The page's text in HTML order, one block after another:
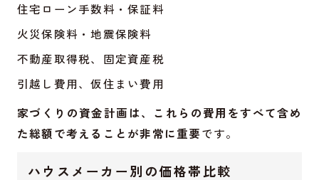
住宅ローン手数料・保証料
火災保険料・地震保険料
不動産取得税、固定資産税
引越し費用、仮住まい費用
家づくりの資金計画は、これらの費用をすべて含め
た総額で考えることが非常に重要です。
ハウスメーカー別の価格帯比較